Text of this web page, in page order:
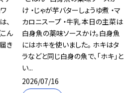
、
ん
き
け ・じゃが芋バターしょうゆ煮 ・マ
カロニスープ ・牛乳 本日の主菜は
白身魚の薬味ソースかけ。白身魚
にはホキを使いました。 ホキはタ
ラなどと同じ白身の魚で、「ホキ」と
い...
2026/07/16